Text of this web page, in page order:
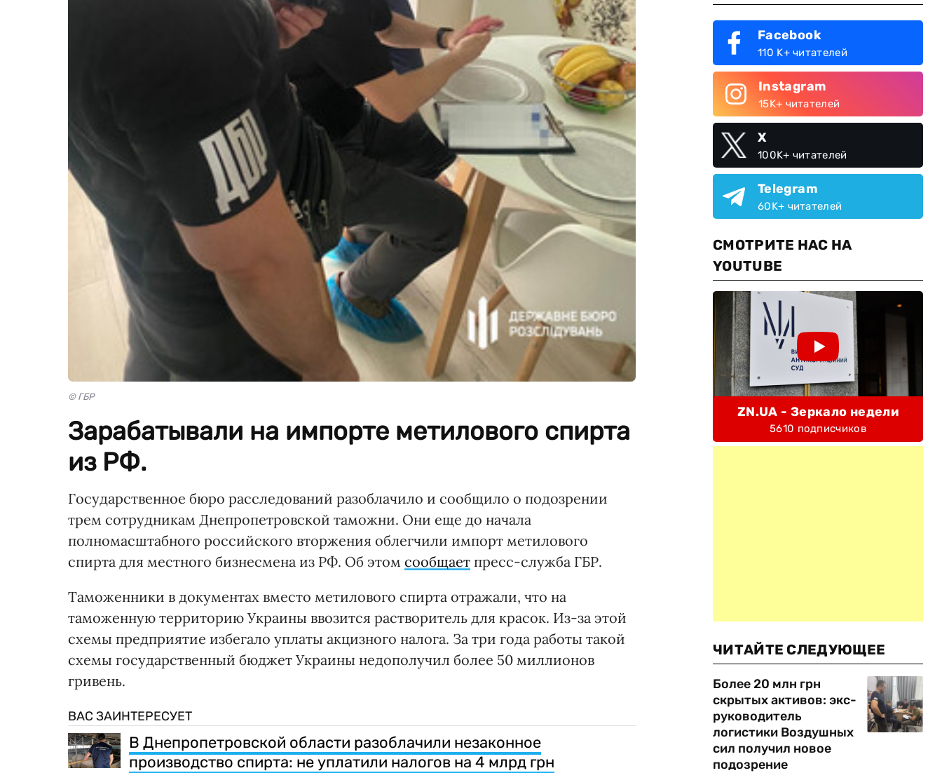
© ГБР
Зарабатывали на импорте метилового спирта
из РФ.
Государственное бюро расследований разоблачило и сообщило о подозрении
трем сотрудникам Днепропетровской таможни. Они еще до начала
полномасштабного российского вторжения облегчили импорт метилового
спирта для местного бизнесмена из РФ. Об этом сообщает пресс-служба ГБР.
Таможенники в документах вместо метилового спирта отражали, что на
таможенную территорию Украины ввозится растворитель для красок. Из-за этой
схемы предприятие избегало уплаты акцизного налога. За три года работы такой
схемы государственный бюджет Украины недополучил более 50 миллионов
гривень.
ВАС ЗАИНТЕРЕСУЕТ
В Днепропетровской области разоблачили незаконное
производство спирта: не уплатили налогов на 4 млрд грн
Facebook
110 K+ читателей
Instagram
15K+ читателей
X
100K+ читателей
Telegram
60K+ читателей
СМОТРИТЕ НАС НА
YOUTUBE
ZN.UA - Зеркало недели
5610 подписчиков
ЧИТАЙТЕ СЛЕДУЮЩЕЕ
Более 20 млн грн
скрытых активов: экс-
руководитель
логистики Воздушных
сил получил новое
подозрение